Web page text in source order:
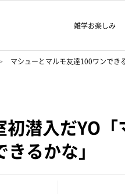
雑学お楽しみ
マシューとマルモ友達100ワンでき
潜入だYO
るかな」